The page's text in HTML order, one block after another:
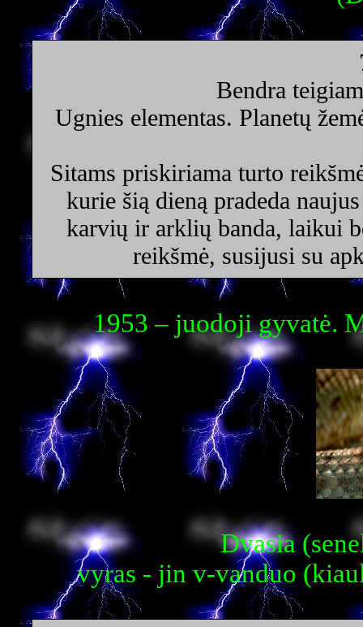
Bendra
Ugnies elementas. Planetų
Sitams priskiriama turto
kurie šią dieną pradeda
karvių ir arklių banda, laikui
reikšmė, susijusi su
1953 – juodoji gyvatė.
Dvasia
vyras - jin v-vanduo